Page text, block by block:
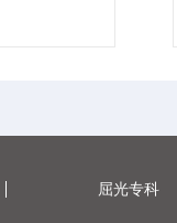
屈光专科